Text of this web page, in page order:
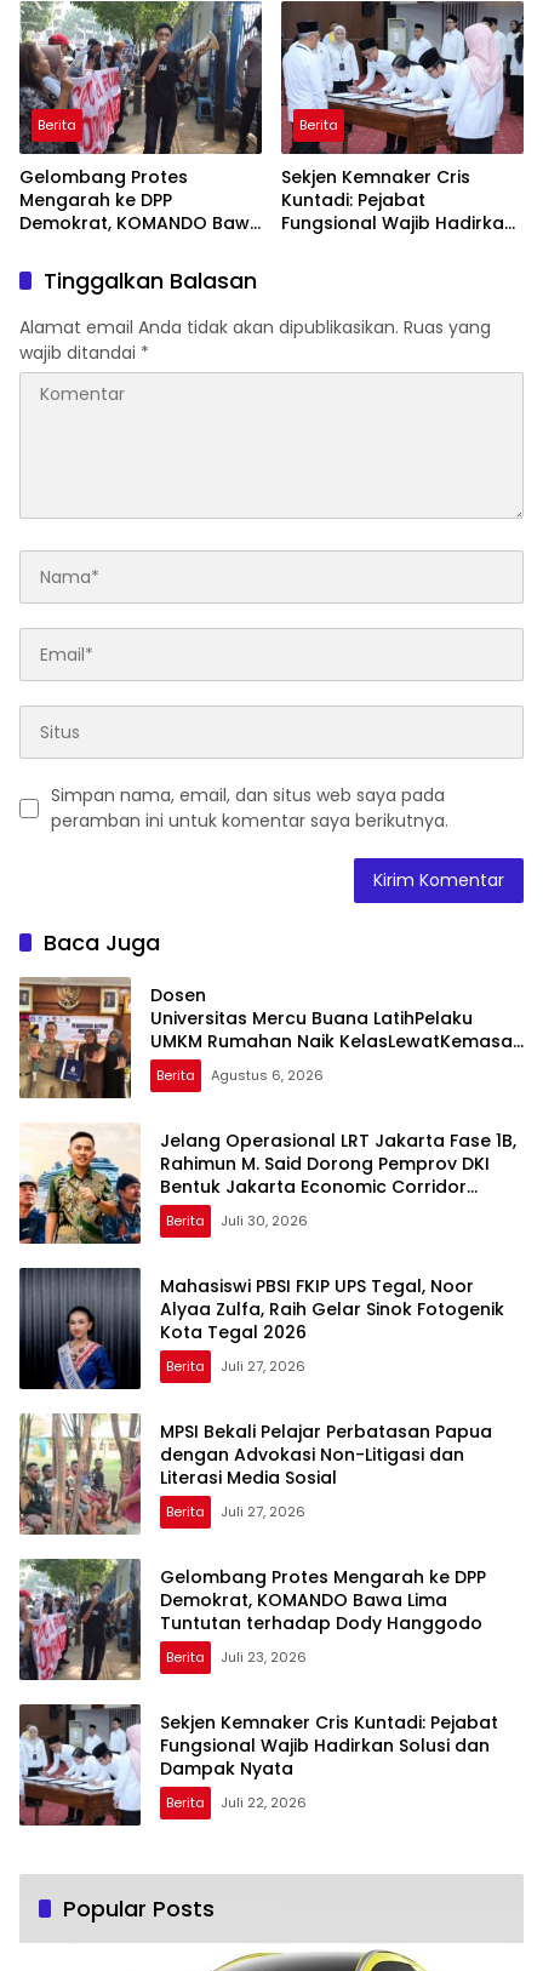
Berita
Gelombang Protes
Mengarah ke DPP
Demokrat, KOMANDO Bawa
Dody Hanggodo
Berita
Sekjen Kemnaker Cris
Kuntadi: Pejabat
Fungsional Wajib Hadirkan
Tinggalkan Balasan
Alamat email Anda tidak akan dipublikasikan. Ruas yang
wajib ditandai *
Simpan nama, email, dan situs web saya pada
peramban ini untuk komentar saya berikutnya.
Baca Juga
Dosen
Universitas Mercu Buana LatihPelaku
UMKM Rumahan Naik KelasLewatKemasan
dan Pemasaran Digital
Berita Agustus 6, 2026
Jelang Operasional LRT Jakarta Fase 1B,
Rahimun M. Said Dorong Pemprov DKI
Bentuk Jakarta Economic Corridor
Initiative
Berita Juli 30, 2026
Mahasiswi PBSI FKIP UPS Tegal, Noor
Alyaa Zulfa, Raih Gelar Sinok Fotogenik
Kota Tegal 2026
Berita Juli 27, 2026
MPSI Bekali Pelajar Perbatasan Papua
dengan Advokasi Non-Litigasi dan
Literasi Media Sosial
Berita Juli 27, 2026
Gelombang Protes Mengarah ke DPP
Demokrat, KOMANDO Bawa Lima
Tuntutan terhadap Dody Hanggodo
Berita Juli 23, 2026
Sekjen Kemnaker Cris Kuntadi: Pejabat
Fungsional Wajib Hadirkan Solusi dan
Dampak Nyata
Berita Juli 22, 2026
Popular Posts